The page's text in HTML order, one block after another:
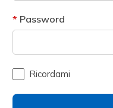
Password
Ricordami